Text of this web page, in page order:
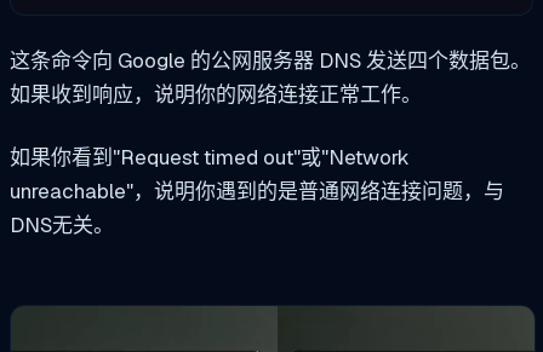
这条命令向 Google 的公网服务器 DNS 发送四个数据包。
如果收到响应，说明你的网络连接正常工作。
如果你看到"Request timed out"或"Network
unreachable"，说明你遇到的是普通网络连接问题，与
DNS无关。